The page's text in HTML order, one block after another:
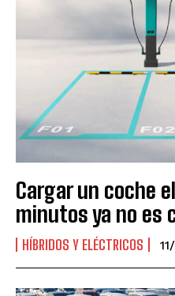
Cargar un coche
minutos ya no es
HÍBRIDOS Y ELÉCTRICOS